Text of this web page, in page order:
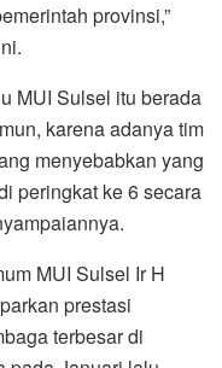
provinsi,”
MUI Sulsel itu berada
karena adanya tim
menyebabkan yang
peringkat ke 6 secara
MUI Sulsel Ir H
prestasi
terbesar di